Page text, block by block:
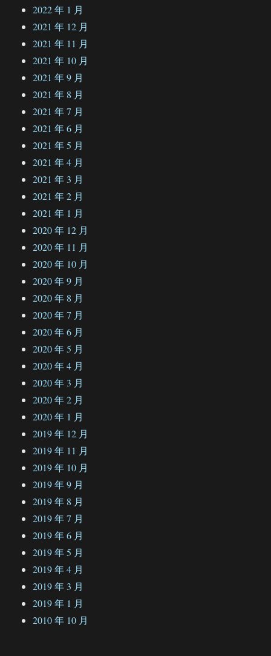
2022 年 1 月
2021 年 12 月
2021 年 11 月
2021 年 10 月
2021 年 9 月
2021 年 8 月
2021 年 7 月
2021 年 6 月
2021 年 5 月
2021 年 4 月
2021 年 3 月
2021 年 2 月
2021 年 1 月
2020 年 12 月
2020 年 11 月
2020 年 10 月
2020 年 9 月
2020 年 8 月
2020 年 7 月
2020 年 6 月
2020 年 5 月
2020 年 4 月
2020 年 3 月
2020 年 2 月
2020 年 1 月
2019 年 12 月
2019 年 11 月
2019 年 10 月
2019 年 9 月
2019 年 8 月
2019 年 7 月
2019 年 6 月
2019 年 5 月
2019 年 4 月
2019 年 3 月
2019 年 1 月
2010 年 10 月